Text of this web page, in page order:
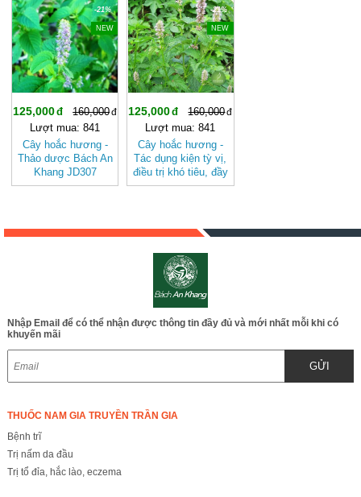
-21%
NEW
125,000
160,000
Lượt mua: 841
Cây hoắc hương -
Thảo dược Bách An
Khang JD307
cayhoachuong
-21%
NEW
125,000
160,000
Lượt mua: 841
Cây hoắc hương -
Tác dụng kiện tỳ vị,
điều trị khó tiêu, đầy
hơi JD307
Nhập Email để có thể nhận được thông tin đầy đủ và mới nhất mỗi khi có
khuyến mãi
GỬI
THUỐC NAM GIA TRUYỀN TRẦN GIA
Bệnh trĩ
Trị nấm da đầu
Trị tổ đỉa, hắc lào, eczema